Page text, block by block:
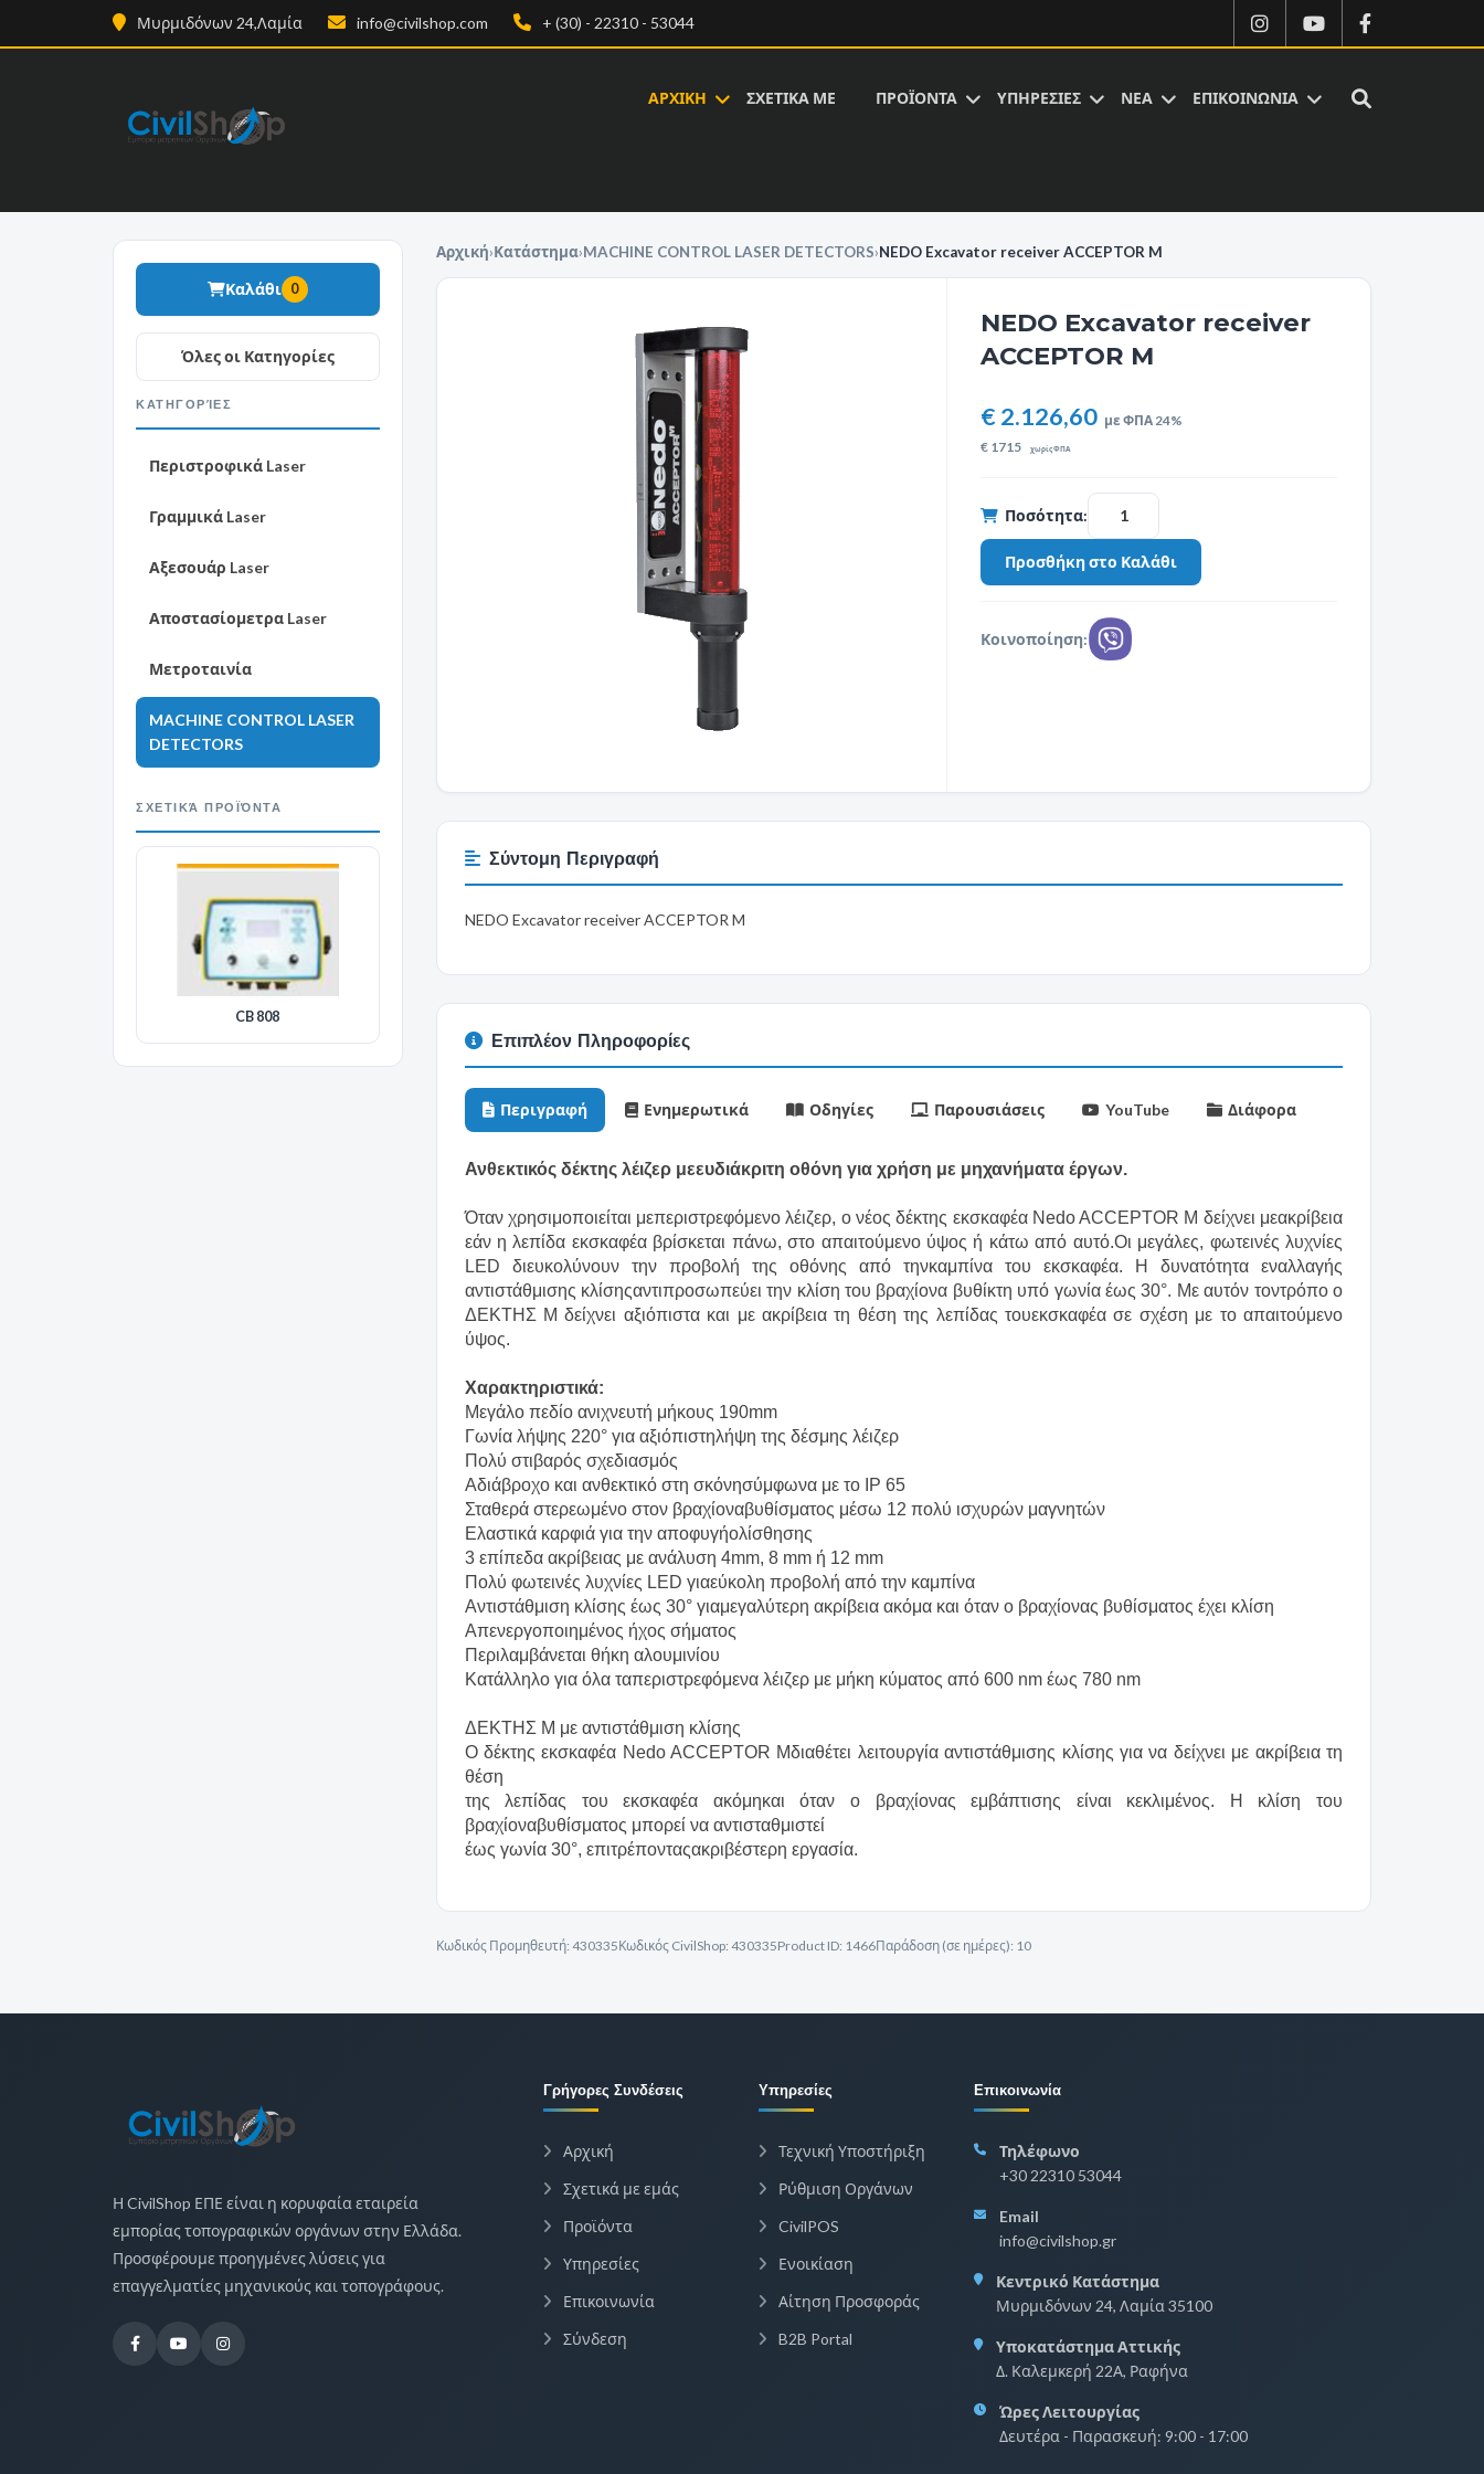
Μυρμιδόνων 24,Λαμία info@civilshop.com + (30) - 22310 - 53044
ΑΡΧΙΚΗ ΣΧΕΤΙΚΑ ΜΕ ΠΡΟΪΟΝΤΑ ΥΠΗΡΕΣΙΕΣ ΝΕΑ ΕΠΙΚΟΙΝΩΝΙΑ
Καλάθι 0
ΚΑΤΗΓΟΡΊΕΣ
Περιστροφικά Laser
Γραμμικά Laser
Αξεσουάρ Laser
Αποστασίομετρα Laser
Μετροταινία
MACHINE CONTROL LASER
DETECTORS
ΣΧΕΤΙΚΆ ΠΡΟΪΌΝΤΑ
CB 808
Αρχική›Κατάστημα›MACHINE CONTROL LASER DETECTORS›NEDO Excavator receiver ACCEPTOR M
NEDO Excavator receiver
ACCEPTOR M
€ 2.126,60 με ΦΠΑ 24%
€ 1715 χωρίς ΦΠΑ
Ποσότητα:
Κοινοποίηση:
Σύντομη Περιγραφή
NEDO Excavator receiver ACCEPTOR M
Επιπλέον Πληροφορίες
Περιγραφή Ενημερωτικά Οδηγίες Παρουσιάσεις YouTube Διάφορα
Ανθεκτικός δέκτης λέιζερ μεευδιάκριτη οθόνη για χρήση με μηχανήματα έργων.
Όταν χρησιμοποιείται μεπεριστρεφόμενο λέιζερ, ο νέος δέκτης εκσκαφέα Nedo ACCEPTOR M δείχνει μεακρίβεια
εάν η λεπίδα εκσκαφέα βρίσκεται πάνω, στο απαιτούμενο ύψος ή κάτω από αυτό.Οι μεγάλες, φωτεινές λυχνίες
LED διευκολύνουν την προβολή της οθόνης από τηνκαμπίνα του εκσκαφέα. Η δυνατότητα εναλλαγής
αντιστάθμισης κλίσηςαντιπροσωπεύει την κλίση του βραχίονα βυθίκτη υπό γωνία έως 30°. Με αυτόν τοντρόπο ο
ΔΕΚΤΗΣ Μ δείχνει αξιόπιστα και με ακρίβεια τη θέση της λεπίδας τουεκσκαφέα σε σχέση με το απαιτούμενο
ύψος.
Χαρακτηριστικά:
Μεγάλο πεδίο ανιχνευτή μήκους 190mm
Γωνία λήψης 220° για αξιόπιστηλήψη της δέσμης λέιζερ
Πολύ στιβαρός σχεδιασμός
Αδιάβροχο και ανθεκτικό στη σκόνησύμφωνα με το IP 65
Σταθερά στερεωμένο στον βραχίοναβυθίσματος μέσω 12 πολύ ισχυρών μαγνητών
Ελαστικά καρφιά για την αποφυγήολίσθησης
3 επίπεδα ακρίβειας με ανάλυση 4mm, 8 mm ή 12 mm
Πολύ φωτεινές λυχνίες LED γιαεύκολη προβολή από την καμπίνα
Αντιστάθμιση κλίσης έως 30° γιαμεγαλύτερη ακρίβεια ακόμα και όταν ο βραχίονας βυθίσματος έχει κλίση
Απενεργοποιημένος ήχος σήματος
Περιλαμβάνεται θήκη αλουμινίου
Κατάλληλο για όλα ταπεριστρεφόμενα λέιζερ με μήκη κύματος από 600 nm έως 780 nm
ΔΕΚΤΗΣ M με αντιστάθμιση κλίσης
Ο δέκτης εκσκαφέα Nedo ACCEPTOR Mδιαθέτει λειτουργία αντιστάθμισης κλίσης για να δείχνει με ακρίβεια τη
θέση
της λεπίδας του εκσκαφέα ακόμηκαι όταν ο βραχίονας εμβάπτισης είναι κεκλιμένος. Η κλίση του
βραχίοναβυθίσματος μπορεί να αντισταθμιστεί
έως γωνία 30°, επιτρέπονταςακριβέστερη εργασία.
Κωδικός Προμηθευτή: 430335Κωδικός CivilShop: 430335Product ID: 1466Παράδοση (σε ημέρες): 10
Η CivilShop ΕΠΕ είναι η κορυφαία εταιρεία
εμπορίας τοπογραφικών οργάνων στην Ελλάδα.
Προσφέρουμε προηγμένες λύσεις για
επαγγελματίες μηχανικούς και τοπογράφους.
Γρήγορες Συνδέσεις
Αρχική
Σχετικά με εμάς
Προϊόντα
Υπηρεσίες
Επικοινωνία
Σύνδεση
Υπηρεσίες
Τεχνική Υποστήριξη
Ρύθμιση Οργάνων
CivilPOS
Ενοικίαση
Αίτηση Προσφοράς
B2B Portal
Επικοινωνία
Τηλέφωνο
+30 22310 53044
Email
info@civilshop.gr
Κεντρικό Κατάστημα
Μυρμιδόνων 24, Λαμία 35100
Υποκατάστημα Αττικής
Δ. Καλεμκερή 22Α, Ραφήνα
Ώρες Λειτουργίας
Δευτέρα - Παρασκευή: 9:00 - 17:00